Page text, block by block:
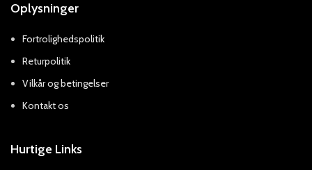
Oplysninger
Fortrolighedspolitik
Returpolitik
Vilkår og betingelser
Kontakt os
Hurtige Links